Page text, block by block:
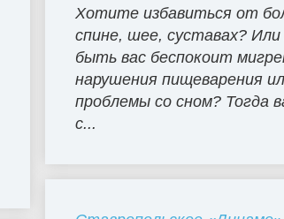
Хотите избавиться от
спине, шее, суставах?
быть вас беспокоит
нарушения пищеварения
проблемы со сном? Тогда
с...